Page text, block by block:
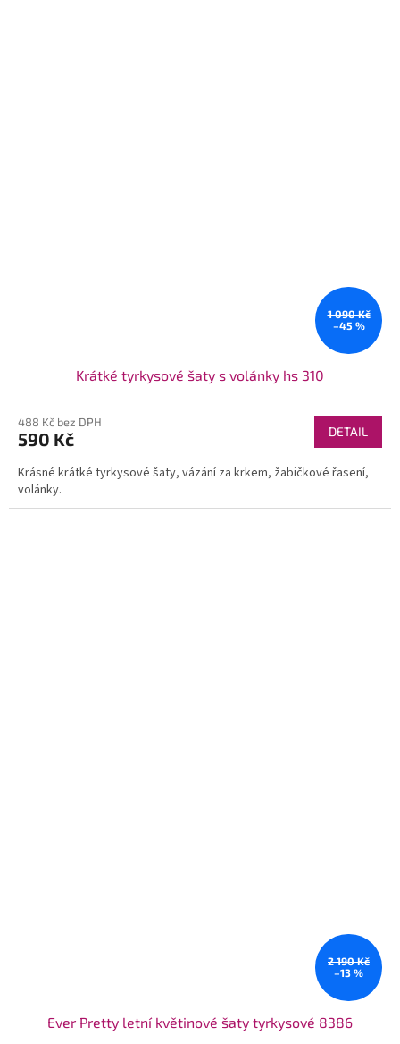
1 090 Kč
–45 %
Krátké tyrkysové šaty s volánky hs 310
488 Kč bez DPH
590 Kč DETAIL
Krásné krátké tyrkysové šaty, vázání za krkem, žabičkové řasení,
volánky.
2 190 Kč
–13 %
Ever Pretty letní květinové šaty tyrkysové 8386